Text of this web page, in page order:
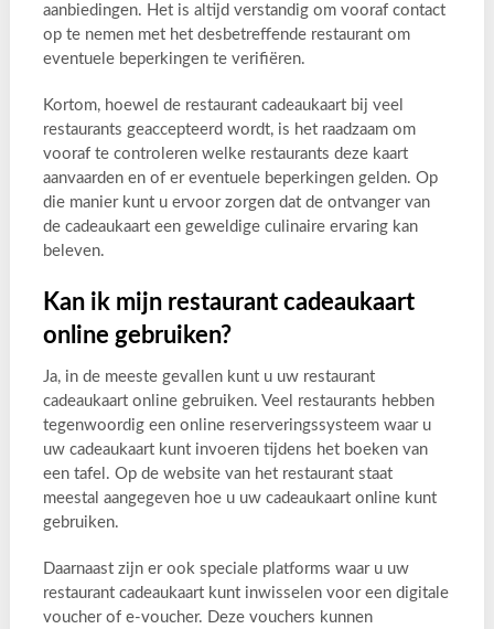
aanbiedingen. Het is altijd verstandig om vooraf contact
op te nemen met het desbetreffende restaurant om
eventuele beperkingen te verifiëren.
Kortom, hoewel de restaurant cadeaukaart bij veel
restaurants geaccepteerd wordt, is het raadzaam om
vooraf te controleren welke restaurants deze kaart
aanvaarden en of er eventuele beperkingen gelden. Op
die manier kunt u ervoor zorgen dat de ontvanger van
de cadeaukaart een geweldige culinaire ervaring kan
beleven.
Kan ik mijn restaurant cadeaukaart
online gebruiken?
Ja, in de meeste gevallen kunt u uw restaurant
cadeaukaart online gebruiken. Veel restaurants hebben
tegenwoordig een online reserveringssysteem waar u
uw cadeaukaart kunt invoeren tijdens het boeken van
een tafel. Op de website van het restaurant staat
meestal aangegeven hoe u uw cadeaukaart online kunt
gebruiken.
Daarnaast zijn er ook speciale platforms waar u uw
restaurant cadeaukaart kunt inwisselen voor een digitale
voucher of e-voucher. Deze vouchers kunnen